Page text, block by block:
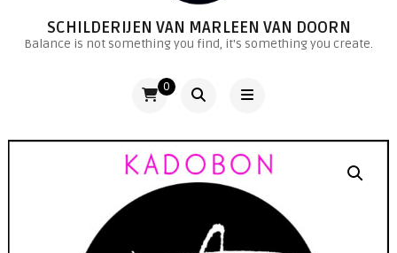
SCHILDERIJEN VAN MARLEEN VAN DOORN
Balance is not something you find, it's something you create.
0